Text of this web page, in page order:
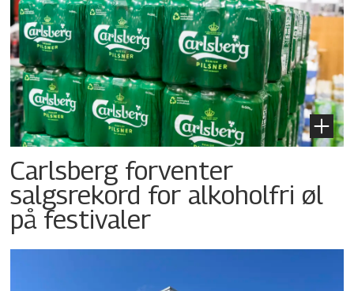
Carlsberg forventer
salgsrekord for alkoholfri øl
på festivaler